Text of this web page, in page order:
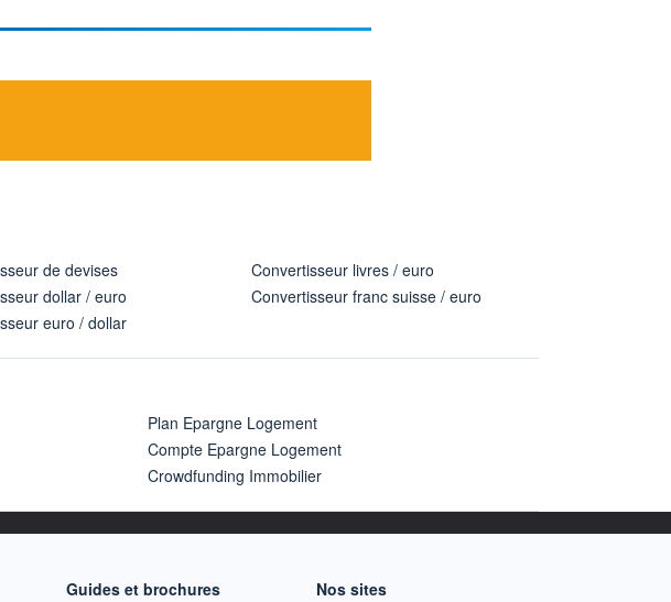
de devises
dollar / euro
euro / dollar
Convertisseur livres / euro
Convertisseur franc suisse / euro
Plan Epargne Logement
Compte Epargne Logement
Crowdfunding Immobilier
Guides et brochures Nos sites